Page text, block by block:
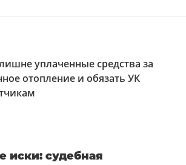
уплаченные средства за
отопление и обязать УК
иски: судебная